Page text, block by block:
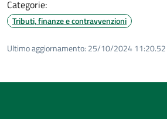
Categorie:
Tributi, finanze e contravvenzioni
Ultimo aggiornamento: 25/10/2024 11:20.52